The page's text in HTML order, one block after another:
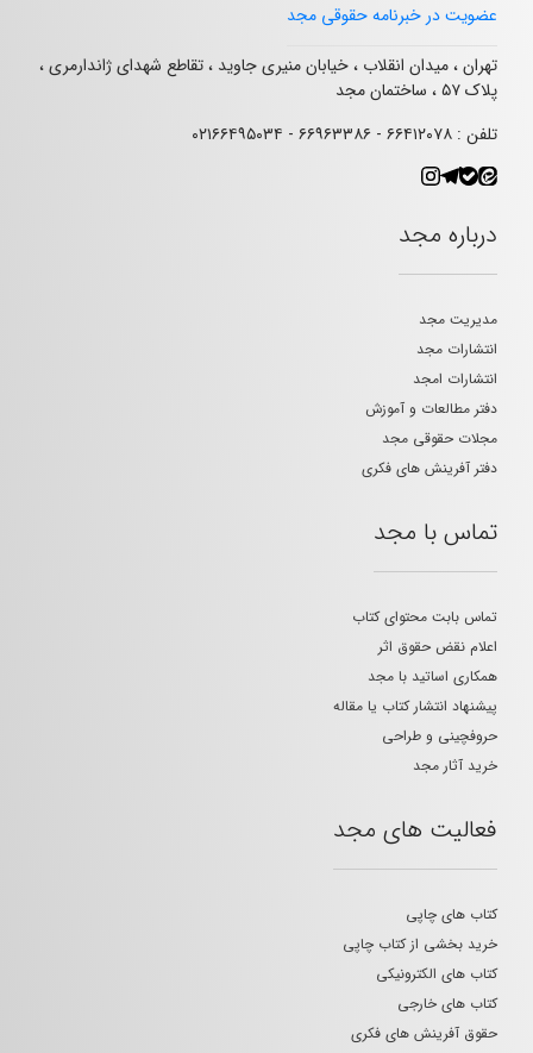
عضویت در خبرنامه حقوقی مجد
تهران ، میدان انقلاب ، خیابان منیری جاوید ، تقاطع شهدای ژاندارمری ،
پلاک ۵۷ ، ساختمان مجد
تلفن : ۶۶۴۱۲۰۷۸ - ۶۶۹۶۳۳۸۶ - ۰۲۱۶۶۴۹۵۰۳۴
درباره مجد
مدیریت مجد
انتشارات مجد
انتشارات امجد
دفتر مطالعات و آموزش
مجلات حقوقی مجد
دفتر آفرینش های فکری
تماس با مجد
تماس بابت محتوای کتاب
اعلام نقض حقوق اثر
همکاری اساتید با مجد
پیشنهاد انتشار کتاب یا مقاله
حروفچینی و طراحی
خرید آثار مجد
فعالیت های مجد
کتاب های چاپی
خرید بخشی از کتاب چاپی
کتاب های الکترونیکی
کتاب های خارجی
حقوق آفرینش های فکری